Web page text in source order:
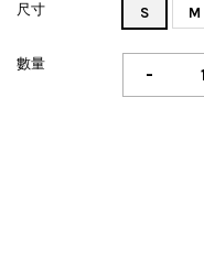
尺寸 S M
數量 -